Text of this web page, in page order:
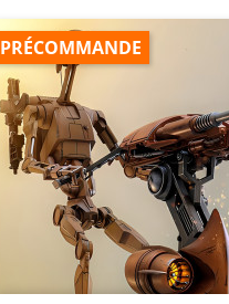
PRÉCOMMANDE